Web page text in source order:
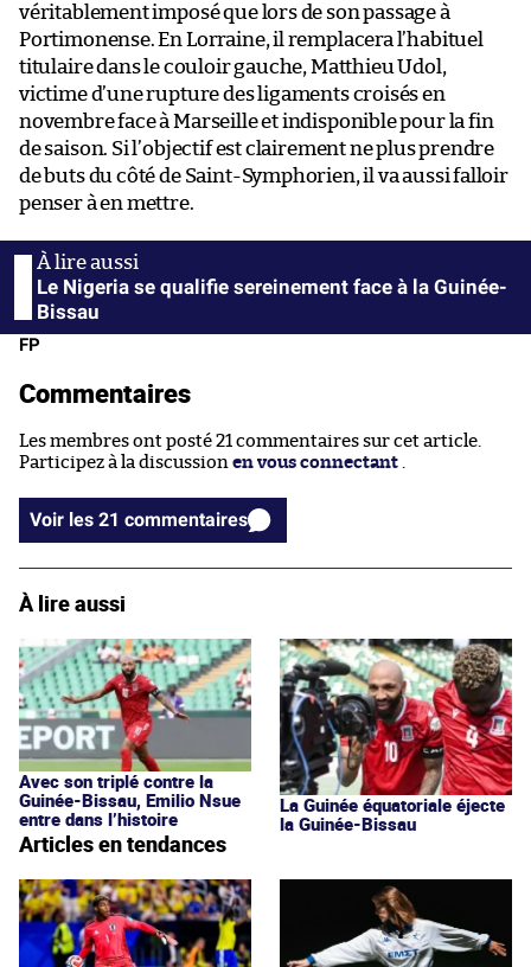
véritablement imposé que lors de son passage à
Portimonense. En Lorraine, il remplacera l’habituel
titulaire dans le couloir gauche, Matthieu Udol,
victime d’une rupture des ligaments croisés en
novembre face à Marseille et indisponible pour la fin
de saison. Si l’objectif est clairement ne plus prendre
de buts du côté de Saint-Symphorien, il va aussi falloir
penser à en mettre.
Le Nigeria se qualifie sereinement face à la Guinée-
Bissau
FP
Commentaires
Les membres ont posté 21 commentaires sur cet article.
Participez à la discussion en vous connectant
Voir les 21 commentaires
À lire aussi
Avec son triplé contre la
Guinée-Bissau, Emilio Nsue
entre dans l’histoire
La Guinée équatoriale éjecte
la Guinée-Bissau
Articles en tendances